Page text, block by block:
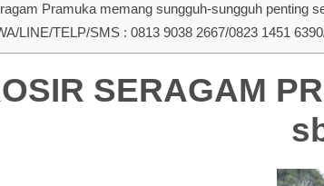
Pramuka memang sungguh-sungguh penting
LINE/TELP/SMS : 0813 9038 2667/0823 1451
SERAGAM